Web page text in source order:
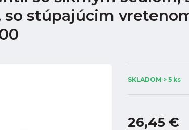
stúpajúcim
SKLADOM > 5 ks
26,45 €